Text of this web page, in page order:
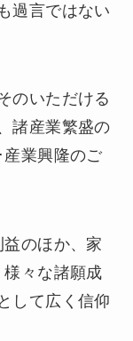
過言ではない
のいただける
諸産業繁盛の
業興隆のご
のほか、家
々な諸願成
して広く信仰